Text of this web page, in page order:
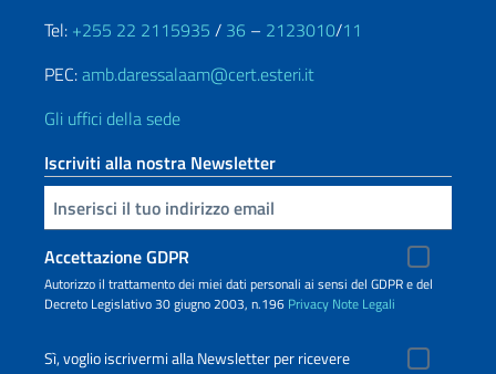
Tel: +255 22 2115935 / 36 – 2123010/11
PEC:amb.daressalaam@cert.esteri.it
Gli uffici della sede
Iscriviti alla nostra Newsletter
Inserisci la tua email
Accettazione GDPR
Autorizzo il trattamento dei miei dati personali ai sensi del GDPR e del
Decreto Legislativo 30 giugno 2003, n.196 Privacy Note Legali
Sì, voglio iscrivermi alla Newsletter per ricevere